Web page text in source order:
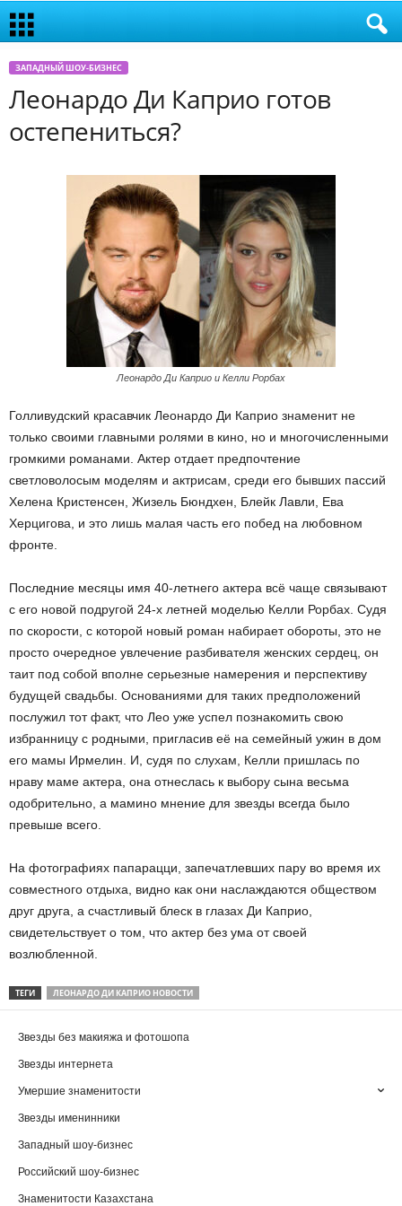
ЗАПАДНЫЙ ШОУ-БИЗНЕС
Леонардо Ди Каприо готов
остепениться?
Леонардо Ди Каприо и Келли Рорбах
Голливудский красавчик Леонардо Ди Каприо знаменит не
только своими главными ролями в кино, но и многочисленными
громкими романами. Актер отдает предпочтение
светловолосым моделям и актрисам, среди его бывших пассий
Хелена Кристенсен, Жизель Бюндхен, Блейк Лавли, Ева
Херцигова, и это лишь малая часть его побед на любовном
фронте.
Последние месяцы имя 40-летнего актера всё чаще связывают
с его новой подругой 24-х летней моделью Келли Рорбах. Судя
по скорости, с которой новый роман набирает обороты, это не
просто очередное увлечение разбивателя женских сердец, он
таит под собой вполне серьезные намерения и перспективу
будущей свадьбы. Основаниями для таких предположений
послужил тот факт, что Лео уже успел познакомить свою
избранницу с родными, пригласив её на семейный ужин в дом
его мамы Ирмелин. И, судя по слухам, Келли пришлась по
нраву маме актера, она отнеслась к выбору сына весьма
одобрительно, а мамино мнение для звезды всегда было
превыше всего.
На фотографиях папарацци, запечатлевших пару во время их
совместного отдыха, видно как они наслаждаются обществом
друг друга, а счастливый блеск в глазах Ди Каприо,
свидетельствует о том, что актер без ума от своей
возлюбленной.
ТЕГИ ЛЕОНАРДО ДИ КАПРИО НОВОСТИ
Звезды без макияжа и фотошопа
Звезды интернета
Умершие знаменитости
Звезды именинники
Западный шоу-бизнес
Российский шоу-бизнес
Знаменитости Казахстана